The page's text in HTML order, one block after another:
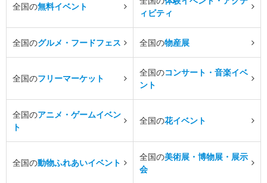
全国の無料イベント
ィビティ
全国のグルメ・フードフェス 全国の物産展
全国のフリーマーケット
全国のコンサート・音楽イベ
ント
全国のアニメ・ゲームイベン
ト
全国の花イベント
全国の動物ふれあいイベント
全国の美術展・博物展・展示
会